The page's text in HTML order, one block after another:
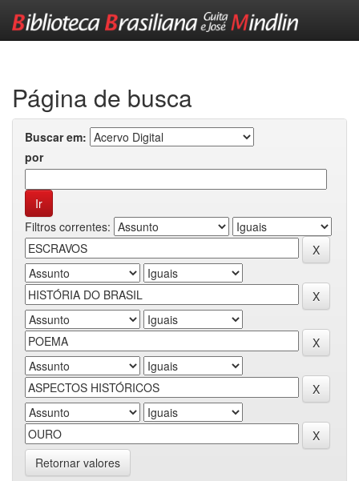
Página de busca
Buscar em:
por
Filtros correntes:
Retornar valores